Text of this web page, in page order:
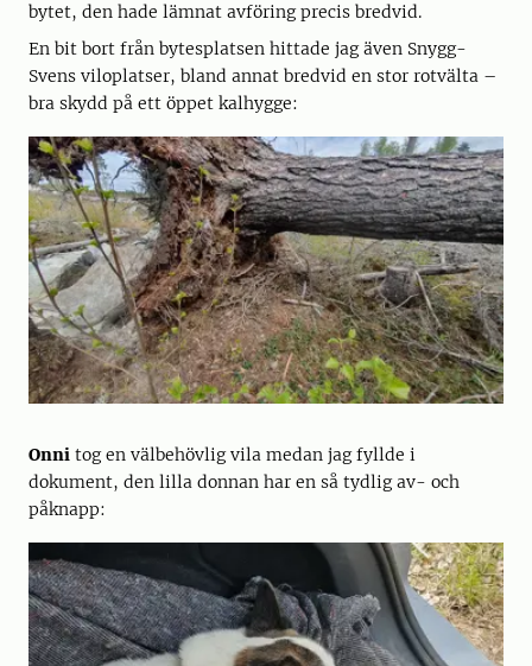
bytet, den hade lämnat avföring precis bredvid.
En bit bort från bytesplatsen hittade jag även Snygg-
Svens viloplatser, bland annat bredvid en stor rotvälta –
bra skydd på ett öppet kalhygge:
Onni tog en välbehövlig vila medan jag fyllde i
dokument, den lilla donnan har en så tydlig av- och
påknapp: